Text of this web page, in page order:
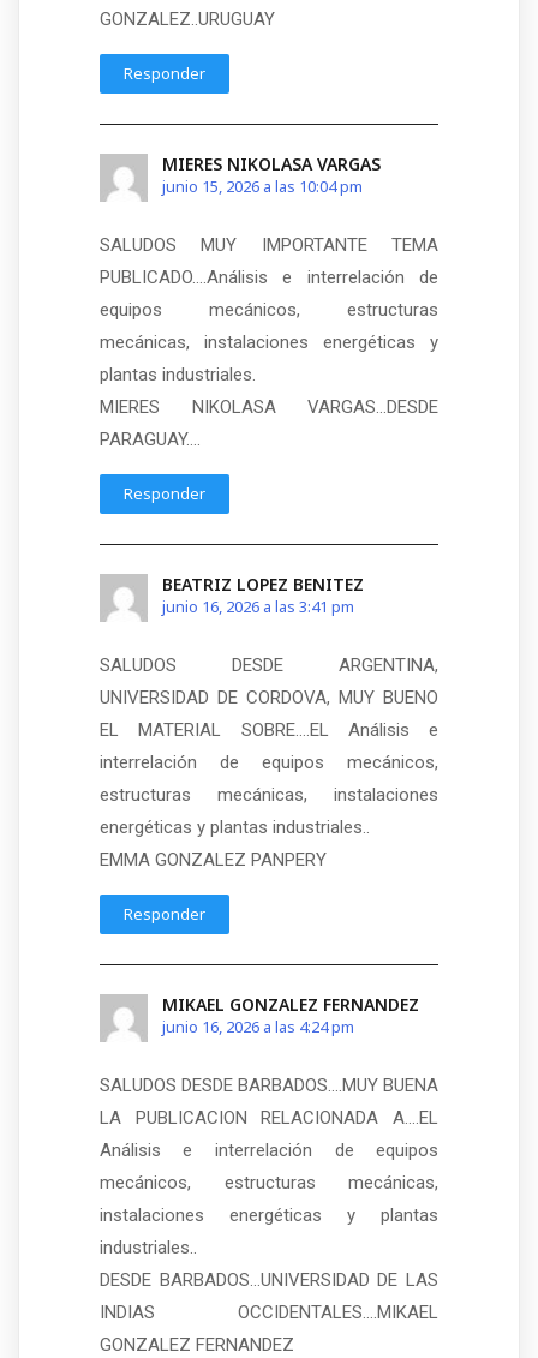
GONZALEZ..URUGUAY
Responder
MIERES NIKOLASA VARGAS
junio 15, 2026 a las 10:04 pm
SALUDOS MUY IMPORTANTE TEMA
PUBLICADO….Análisis e interrelación de
equipos mecánicos, estructuras
mecánicas, instalaciones energéticas y
plantas industriales.
MIERES NIKOLASA VARGAS…DESDE
PARAGUAY….
Responder
BEATRIZ LOPEZ BENITEZ
junio 16, 2026 a las 3:41 pm
SALUDOS DESDE ARGENTINA,
UNIVERSIDAD DE CORDOVA, MUY BUENO
EL MATERIAL SOBRE….EL Análisis e
interrelación de equipos mecánicos,
estructuras mecánicas, instalaciones
energéticas y plantas industriales..
EMMA GONZALEZ PANPERY
Responder
MIKAEL GONZALEZ FERNANDEZ
junio 16, 2026 a las 4:24 pm
SALUDOS DESDE BARBADOS….MUY BUENA
LA PUBLICACION RELACIONADA A….EL
Análisis e interrelación de equipos
mecánicos, estructuras mecánicas,
instalaciones energéticas y plantas
industriales..
DESDE BARBADOS…UNIVERSIDAD DE LAS
INDIAS OCCIDENTALES….MIKAEL
GONZALEZ FERNANDEZ